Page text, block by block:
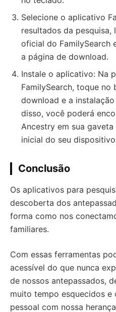
Selecione o aplicativo
resultados da
oficial do FamilySearch
a página de download.
Instale o aplicativo: Na
FamilySearch, toque no
download e a
disso, você poderá
Ancestry em sua
inicial do seu
Conclusão
Os aplicativos para
descoberta dos
forma como nos
familiares.
Com essas ferramentas
acessível do que nunca
de nossos antepassados,
muito tempo esquecidos e
pessoal com nossa